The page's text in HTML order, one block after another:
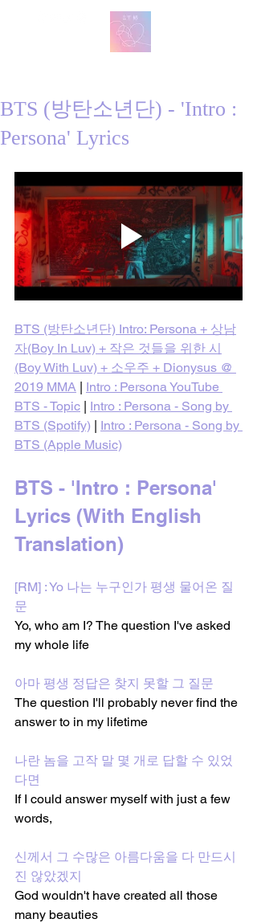
BTS (방탄소년단) - 'Intro :
Persona' Lyrics
BTS (방탄소년단) Intro: Persona + 상남
자(Boy In Luv) + 작은 것들을 위한 시
(Boy With Luv) + 소우주 + Dionysus @
2019 MMA | Intro : Persona YouTube
BTS - Topic | Intro : Persona - Song by
BTS (Spotify) | Intro : Persona - Song by
BTS (Apple Music)
BTS - 'Intro : Persona'
Lyrics (With English
Translation)
[RM] : Yo 나는 누구인가 평생 물어온 질
문
Yo, who am I? The question I've asked
my whole life
아마 평생 정답은 찾지 못할 그 질문
The question I'll probably never find the
answer to in my lifetime
나란 놈을 고작 말 몇 개로 답할 수 있었
다면
If I could answer myself with just a few
words,
신께서 그 수많은 아름다움을 다 만드시
진 않았겠지
God wouldn't have created all those
many beauties